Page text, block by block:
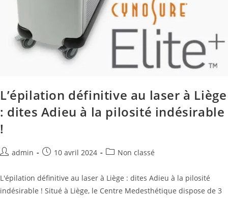
L’épilation définitive au laser à Liège
: dites Adieu à la pilosité indésirable
!
admin 10 avril 2024 Non classé
L'épilation définitive au laser à Liège : dites Adieu à la pilosité
indésirable ! Situé à Liège, le Centre Medesthétique dispose de 3